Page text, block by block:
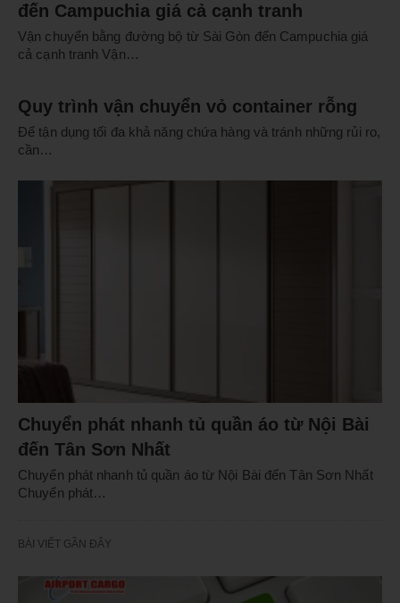
đến Campuchia giá cả cạnh tranh
Vận chuyển bằng đường bộ từ Sài Gòn đến Campuchia giá
cả cạnh tranh Vận…
Quy trình vận chuyển vỏ container rỗng
Để tận dụng tối đa khả năng chứa hàng và tránh những rủi ro,
cần…
Chuyển phát nhanh tủ quần áo từ Nội Bài
đến Tân Sơn Nhất
Chuyển phát nhanh tủ quần áo từ Nội Bài đến Tân Sơn Nhất
Chuyển phát…
BÀI VIẾT GẦN ĐÂY